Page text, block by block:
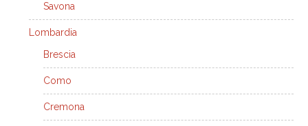
Savona
Lombardia
Brescia
Como
Cremona